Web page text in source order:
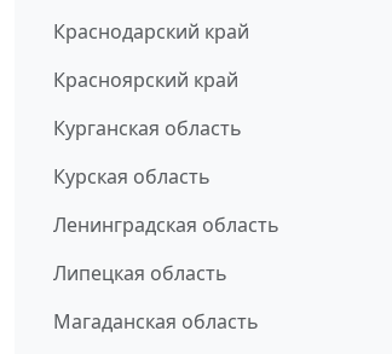
Краснодарский край
Красноярский край
Курганская область
Курская область
Ленинградская область
Липецкая область
Магаданская область